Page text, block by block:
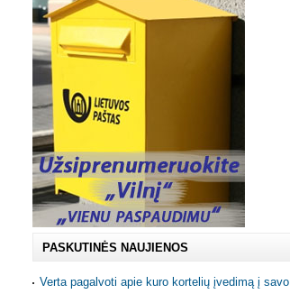
PASKUTINĖS NAUJIENOS
Verta pagalvoti apie kuro kortelių įvedimą į savo